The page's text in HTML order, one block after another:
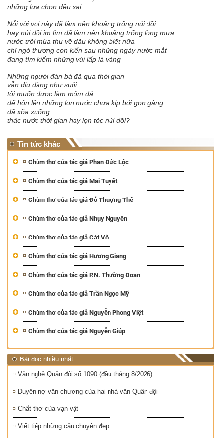
những lựa chọn đều sai
Nỗi vời vợi này đã làm nên khoảng trống núi đồi
hay núi đồi im lìm đã làm nên khoảng trống lòng mưa
nước trôi mùa thu về đâu không biết nữa
chỉ ngó thương con kiến sau những ngày nước mắt
đang tìm kiếm những vùi lấp lá vàng
Những người đàn bà đã qua thời gian
vẫn dịu dàng như suối
tôi muốn được làm mỏm đá
để hôn lên những lọn nước chưa kịp bới gọn gàng
đã xõa xuống
thác nước thời gian hay lọn tóc núi đồi?
Tin tức khác
Chùm thơ của tác giả Phan Đức Lộc
Chùm thơ của tác giả Mai Tuyết
Chùm thơ của tác giả Đỗ Thượng Thế
Chùm thơ của tác giả Nhụy Nguyên
Chùm thơ của tác giả Cát Võ
Chùm thơ của tác giả Hương Giang
Chùm thơ của tác giả P.N. Thường Đoan
Chùm thơ của tác giả Trần Ngọc Mỹ
Chùm thơ của tác giả Nguyễn Phong Việt
Chùm thơ của tác giả Nguyễn Giúp
Bài đọc nhiều nhất
Văn nghệ Quân đội số 1090 (đầu tháng 8/2026)
Duyên nợ văn chương của hai nhà văn Quân đội
Chất thơ của vạn vật
Viết tiếp những câu chuyện đẹp